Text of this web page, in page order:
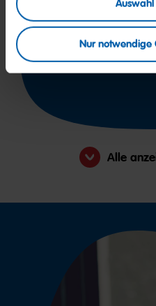
Nur notwendige
Donnerstag und
Samstag: 9:00 – 18:00
Bitte beachte die
Alle